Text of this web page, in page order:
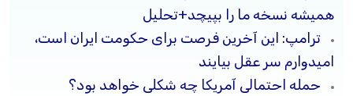
همیشه نسخه ما را بپیچد+تحلیل
ترامپ: این آخرین فرصت برای حکومت ایران است،
امیدوارم سر عقل بیایند
حمله احتمالی آمریکا چه شکلی خواهد بود؟